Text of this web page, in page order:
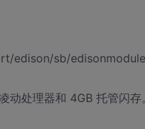
edison/sb/
动处理器和 4GB 托管闪